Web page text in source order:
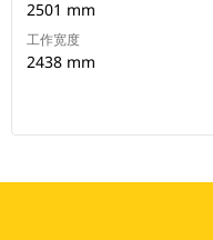
2501 mm
工作宽度
2438 mm